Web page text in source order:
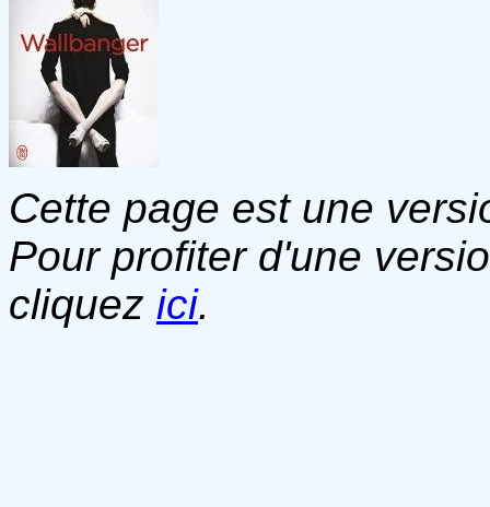
Cette page est une
Pour profiter d'une
cliquez ici.